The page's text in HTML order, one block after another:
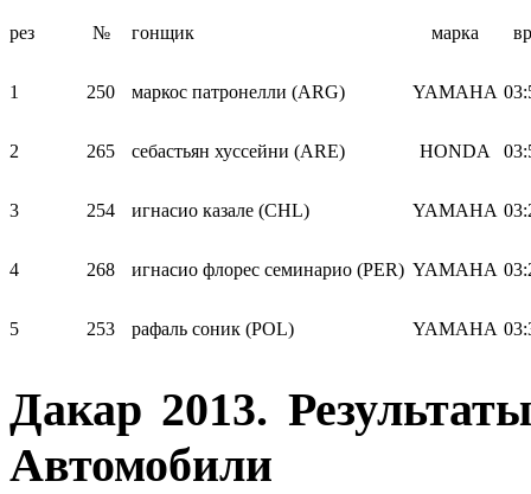
рез № гонщик марка
1 250 маркос патронелли (ARG) YAMAHA
2 265 себастьян хуссейни (ARE) HONDA
3 254 игнасио казале (CHL) YAMAHA
4 268 игнасио флорес семинарио (PER) YAMAHA
5 253 рафаль соник (POL) YAMAHA
Дакар 2013.
Автомобили